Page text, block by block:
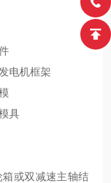
电机框架
具
或双减速主轴结